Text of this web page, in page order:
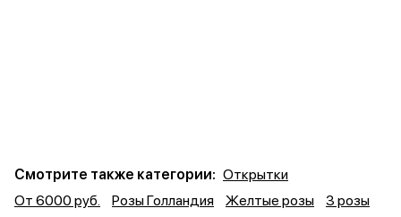
Смотрите также категории: Открытки
От 6000 руб.
Розы Голландия Желтые розы
3 розы